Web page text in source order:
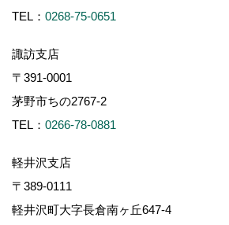
TEL： 0268-75-0651
諏訪支店
〒391-0001
茅野市ちの2767-2
TEL： 0266-78-0881
軽井沢支店
〒389-0111
軽井沢町大字長倉南ヶ丘647-4